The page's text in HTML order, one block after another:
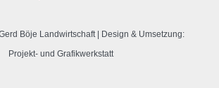
Böje Landwirtschaft| Design & Umsetzung:
Projekt- und Grafikwerkstatt